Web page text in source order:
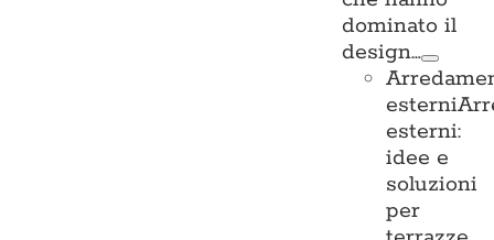
dominato il
design…
esterni
esterni:
idee e
soluzioni
per